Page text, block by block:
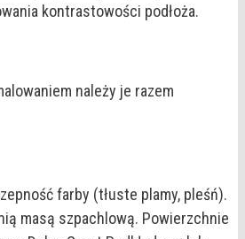
kontrastowości podłoża.
należy je razem
farby (tłuste plamy, pleśń).
masą szpachlową. Powierzchnie